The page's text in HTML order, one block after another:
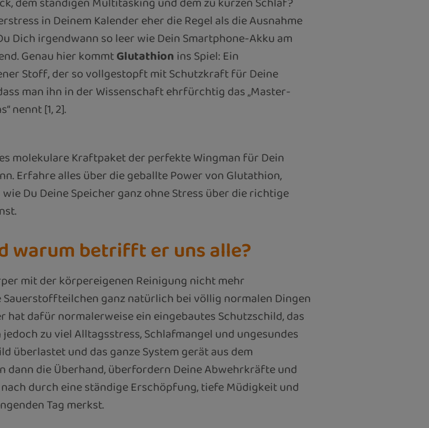
in Deinem Kalender eher die Regel als die Ausnahme
Dich irgendwann so leer wie Dein Smartphone-Akku am
Genau hier kommtGlutathionins Spiel: Ein
Stoff, der so vollgestopft mit Schutzkraft für Deine
man ihn in der Wissenschaft ehrfürchtig das „Master-
nennt [1, 2].
molekulare Kraftpaket der perfekte Wingman für Dein
Erfahre alles über die geballte Power von Glutathion,
Du Deine Speicher ganz ohne Stress über die richtige
warum betrifft er uns alle?
mit der körpereigenen Reinigung nicht mehr
ganz natürlich bei völlig normalen Dingen
hat dafür normalerweise ein eingebautes Schutzschild, das
zu viel Alltagsstress, Schlafmangel und ungesundes
überlastet und das ganze System gerät aus dem
dann die Überhand, überfordern Deine Abwehrkräfte und
durch eine ständige Erschöpfung, tiefe Müdigkeit und
Tag merkst.